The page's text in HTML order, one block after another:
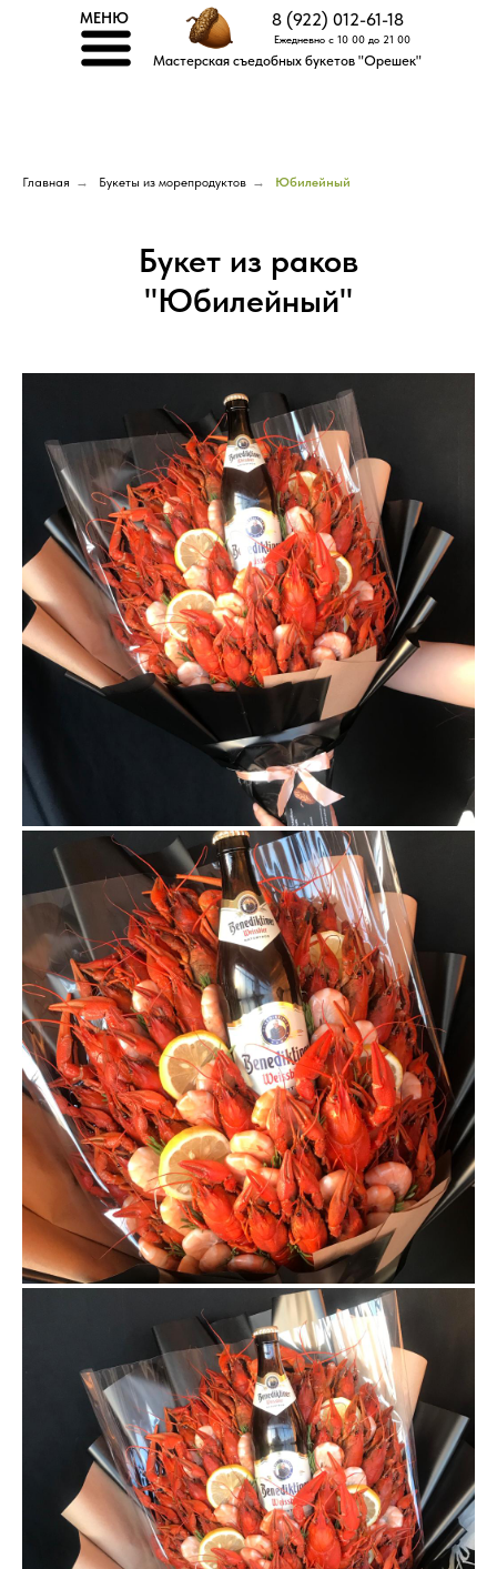
Мастерская съедобных букетов "Орешек"
МЕНЮ 8 (922) 012-61-18
Ежедневно с 10 00 до 21 00
Главная → Букеты из морепродуктов → Юбилейный
Букет из раков
"Юбилейный"